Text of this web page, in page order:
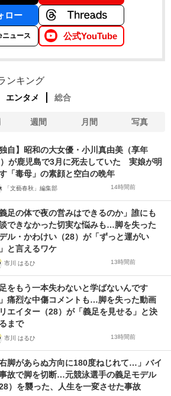
ロー
ニュース 公式YouTube
ンキング
エンタメ 総合
週間 月間 写真
独自】昭和の大女優・小川真由美（享年
が鹿児島で3月に死去していた 実娘が明
「毒母」の素顔と空白の晩年
「文藝春秋」編集部 14時間前
義足の体で夜の営みはできるのか」誰にも
できなかった切実な悩みも…脚を失った
ル・かわけい（28）が「ずっと運がい
と言えるワケ
市川 はるひ 13時間前
足をもう一本失わないと学ばないんです
痛烈な中傷コメントも…脚を失った動画
エイター（28）が「義足を見せる」と決
まで
市川 はるひ 13時間前
右脚があらぬ方向に180度ねじれて…」バイ
故で脚を切断…元競泳選手の義足モデル
28）を襲った、人生を一変させた事故